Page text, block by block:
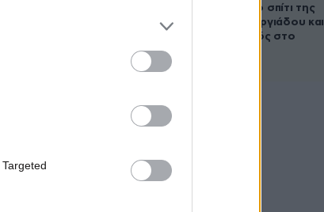
έμβρυο στο σπίτι της
Μαρίας Γεωργιάδου και
ο εγκλεισμός στο